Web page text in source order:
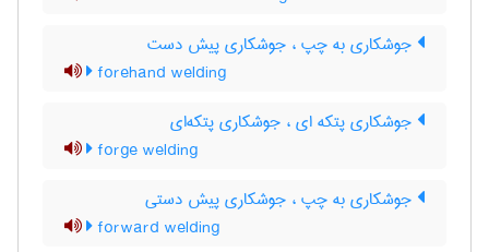
جوشکاری به چپ ، جوشکاری پیش دست
forehand welding
جوشکاری پتکه ای ، جوشکاری پتکه‌ای
forge welding
جوشکاری به چپ ، جوشکاری پیش دستی
forward welding